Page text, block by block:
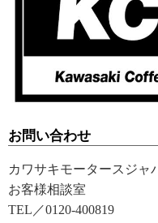
お問い合わせ
カワサキモータースジャ
お客様相談室
TEL／0120-400819